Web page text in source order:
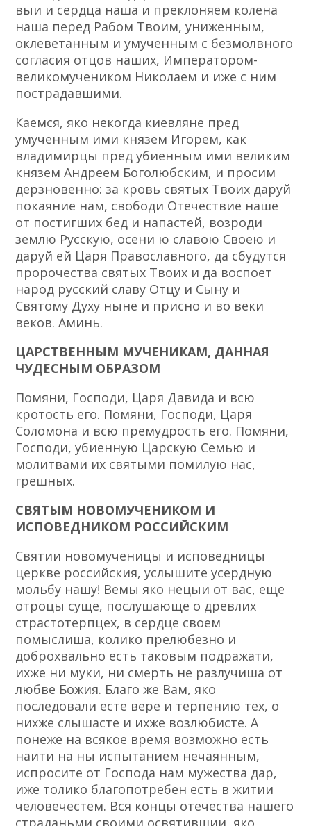
выи и сердца наша и преклоняем колена
наша перед Рабом Твоим, униженным,
оклеветанным и умученным с безмолвного
согласия отцов наших, Императором-
великомучеником Николаем и иже с ним
пострадавшими.
Каемся, яко некогда киевляне пред
умученным ими князем Игорем, как
владимирцы пред убиенным ими великим
князем Андреем Боголюбским, и просим
дерзновенно: за кровь святых Твоих даруй
покаяние нам, свободи Отечествие наше
от постигших бед и напастей, возроди
землю Русскую, осени ю славою Своею и
даруй ей Царя Православного, да сбудутся
пророчества святых Твоих и да воспоет
народ русский славу Отцу и Сыну и
Святому Духу ныне и присно и во веки
веков. Аминь.
ЦАРСТВЕННЫМ МУЧЕНИКАМ, ДАННАЯ
ЧУДЕСНЫМ ОБРАЗОМ
Помяни, Господи, Царя Давида и всю
кротость его. Помяни, Господи, Царя
Соломона и всю премудрость его. Помяни,
Господи, убиенную Царскую Семью и
молитвами их святыми помилую нас,
грешных.
СВЯТЫМ НОВОМУЧЕНИКОМ И
ИСПОВЕДНИКОМ РОССИЙСКИМ
Святии новомученицы и исповедницы
церкве российския, услышите усердную
мольбу нашу! Вемы яко нецыи от вас, еще
отроцы суще, послушающе о древлих
страстотерпцех, в сердце своем
помыслиша, колико прелюбезно и
доброхвально есть таковым подражати,
ихже ни муки, ни смерть не разлучиша от
любве Божия. Благо же Вам, яко
последовали есте вере и терпению тех, о
нихже слышасте и ихже возлюбисте. А
понеже на всякое время возможно есть
наити на ны испытанием нечаянным,
испросите от Господа нам мужества дар,
иже толико благопотребен есть в житии
человечестем. Вся концы отечества нашего
страданьми своими освятившии, яко